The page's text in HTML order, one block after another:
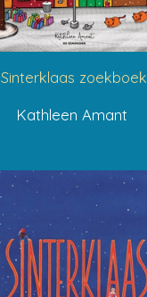
Sinterklaas zoekboek
Kathleen Amant